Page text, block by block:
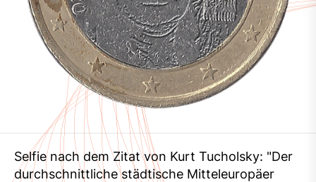
Selfie nach dem Zitat von Kurt Tucholsky: "Der
durchschnittliche städtische Mitteleuropäer